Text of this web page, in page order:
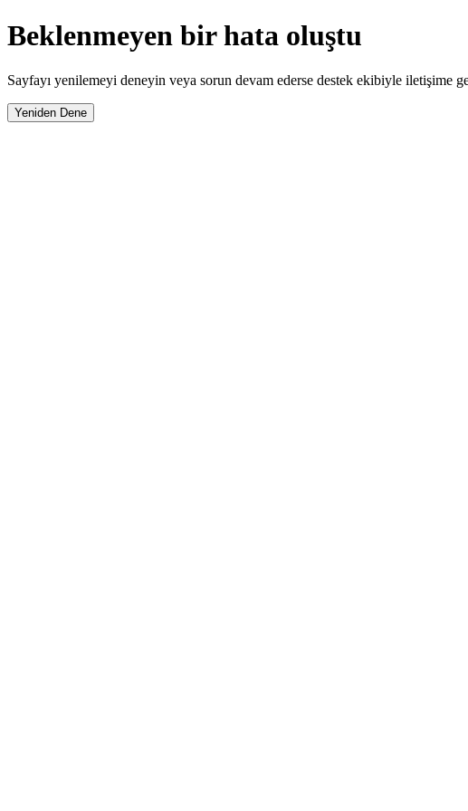
Beklenmeyen bir hata oluştu
Sayfayı yenilemeyi deneyin veya sorun devam ederse destek ekibiyle iletişime
Yeniden Dene